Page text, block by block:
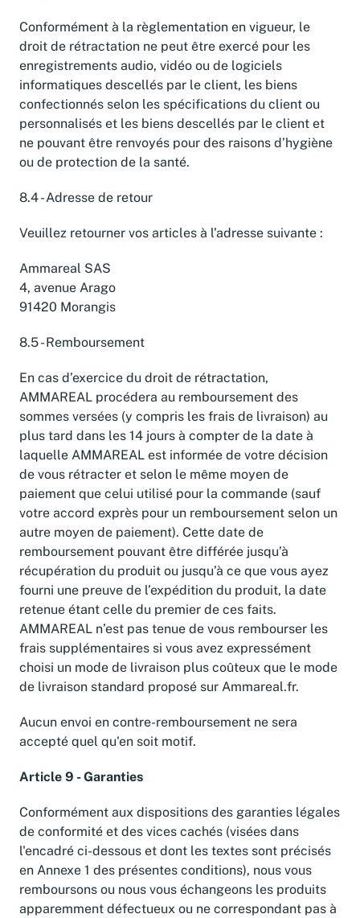
Conformément à la règlementation en vigueur, le
droit de rétractation ne peut être exercé pour les
enregistrements audio, vidéo ou de logiciels
informatiques descellés par le client, les biens
confectionnés selon les spécifications du client ou
personnalisés et les biens descellés par le client et
ne pouvant être renvoyés pour des raisons d’hygiène
ou de protection de la santé.
8.4 - Adresse de retour
Veuillez retourner vos articles à l’adresse suivante :
Ammareal SAS
4, avenue Arago
91420 Morangis
8.5 - Remboursement
En cas d’exercice du droit de rétractation,
AMMAREAL procédera au remboursement des
sommes versées (y compris les frais de livraison) au
plus tard dans les 14 jours à compter de la date à
laquelle AMMAREAL est informée de votre décision
de vous rétracter et selon le même moyen de
paiement que celui utilisé pour la commande (sauf
votre accord exprès pour un remboursement selon un
autre moyen de paiement). Cette date de
remboursement pouvant être différée jusqu’à
récupération du produit ou jusqu’à ce que vous ayez
fourni une preuve de l’expédition du produit, la date
retenue étant celle du premier de ces faits.
AMMAREAL n’est pas tenue de vous rembourser les
frais supplémentaires si vous avez expressément
choisi un mode de livraison plus coûteux que le mode
de livraison standard proposé sur Ammareal.fr.
Aucun envoi en contre-remboursement ne sera
accepté quel qu'en soit motif.
Article 9 - Garanties
Conformément aux dispositions des garanties légales
de conformité et des vices cachés (visées dans
l'encadré ci-dessous et dont les textes sont précisés
en Annexe 1 des présentes conditions), nous vous
remboursons ou nous vous échangeons les produits
apparemment défectueux ou ne correspondant pas à